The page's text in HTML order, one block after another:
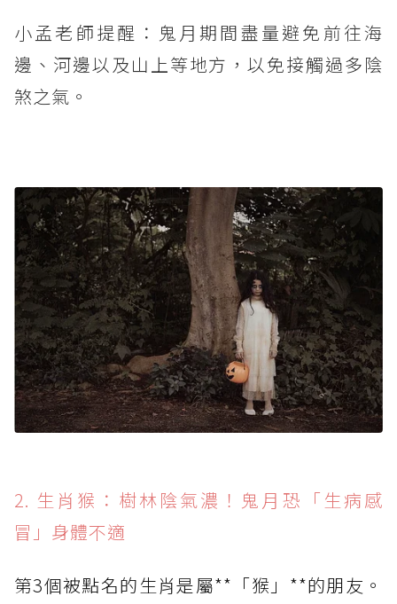
小孟老師提醒：鬼月期間盡量避免前往海
邊、河邊以及山上等地方，以免接觸過多陰
煞之氣。
2. 生肖猴：樹林陰氣濃！鬼月恐「生病感
冒」身體不適
第3個被點名的生肖是屬**「猴」**的朋友。